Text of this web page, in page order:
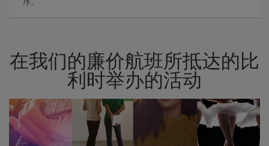
序。
在我们的廉价航班所抵达的比
利时举办的活动